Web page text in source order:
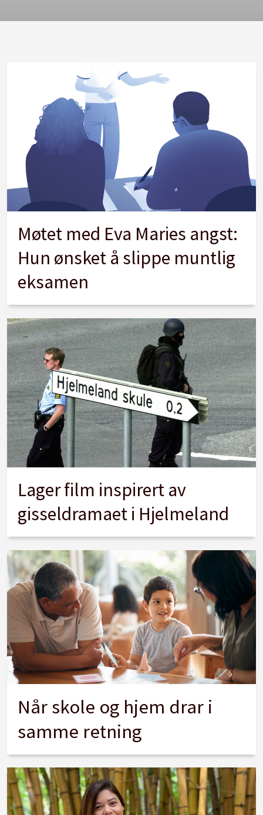
Møtet med Eva Maries angst:
Hun ønsket å slippe muntlig
eksamen
Lager film inspirert av
gisseldramaet i Hjelmeland
Når skole og hjem drar i
samme retning